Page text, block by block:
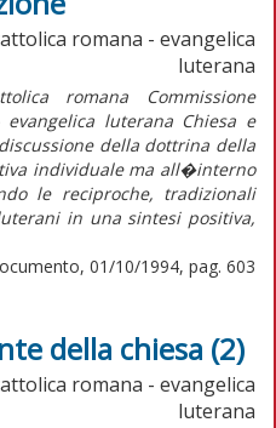
romana - evangelica
luterana
romana Commissione
luterana Chiesa e
della dottrina della
individuale ma all�interno
le reciproche, tradizionali
in una sintesi positiva,
01/10/1994, pag. 603
della chiesa (2)
romana - evangelica
luterana